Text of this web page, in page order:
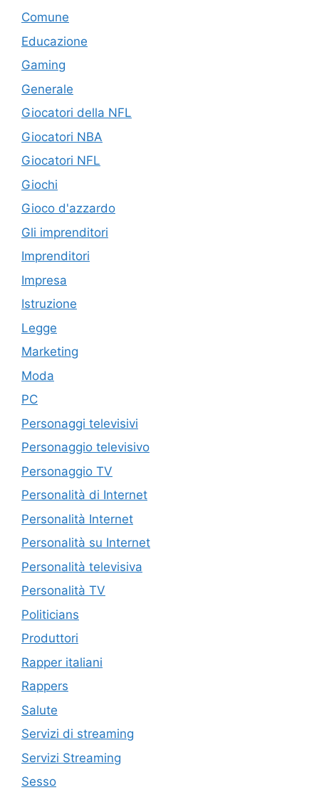
Comune
Educazione
Gaming
Generale
Giocatori della NFL
Giocatori NBA
Giocatori NFL
Giochi
Gioco d'azzardo
Gli imprenditori
Imprenditori
Impresa
Istruzione
Legge
Marketing
Moda
PC
Personaggi televisivi
Personaggio televisivo
Personaggio TV
Personalità di Internet
Personalità Internet
Personalità su Internet
Personalità televisiva
Personalità TV
Politicians
Produttori
Rapper italiani
Rappers
Salute
Servizi di streaming
Servizi Streaming
Sesso